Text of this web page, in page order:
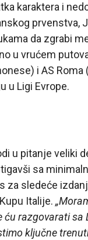
karaktera i
prvenstva,
da zgrabi
u vrućem
i AS Roma
u Ligi Evrope.
u pitanje veliki
sa
sledeće
Italije.
razgovarati sa
ključne